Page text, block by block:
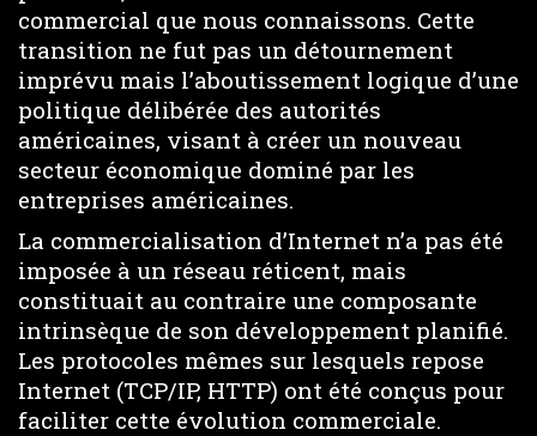
commercial que nous connaissons. Cette
transition ne fut pas un détournement
imprévu mais l’aboutissement logique d’une
politique délibérée des autorités
américaines, visant à créer un nouveau
secteur économique dominé par les
entreprises américaines.
La commercialisation d’Internet n’a pas été
imposée à un réseau réticent, mais
constituait au contraire une composante
intrinsèque de son développement planifié.
Les protocoles mêmes sur lesquels repose
Internet (TCP/IP, HTTP) ont été conçus pour
faciliter cette évolution commerciale.